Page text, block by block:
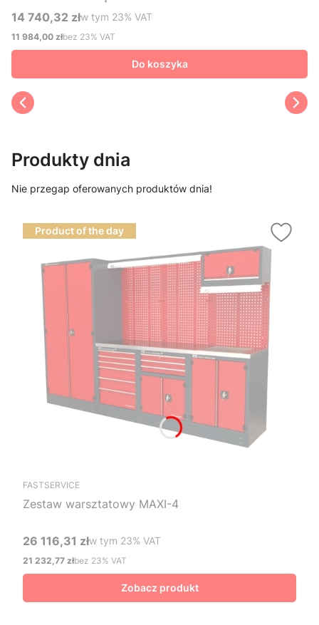
Cena brutto
14 740,32 złw tym %s VAT
w tym 23% VAT
Cena netto
11 984,00 złbez 23% VAT
Do koszyka
Produkty dnia
Nie przegap oferowanych produktów dnia!
Product of the day
FASTSERVICE
Zestaw warsztatowy MAXI-4
Cena brutto
26 116,31 złw tym %s VAT
w tym 23% VAT
Cena netto
21 232,77 złbez 23% VAT
Zobacz produkt